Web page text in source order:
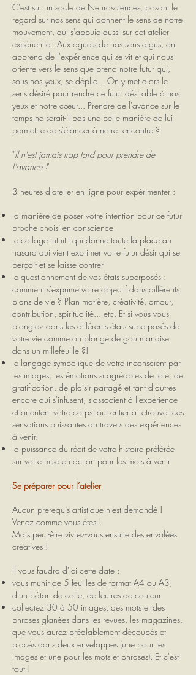
C'est sur un socle de Neurosciences, posant le
regard sur nos sens qui donnent le sens de notre
mouvement, qui s'appuie aussi sur cet atelier
expérientiel. Aux aguets de nos sens aigus, on
apprend de l'expérience qui se vit et qui nous
oriente vers le sens que prend notre futur qui,
sous nos yeux, se déplie... On y met alors le
sens désiré pour rendre ce futur désirable à nos
yeux et notre cœur... Prendre de l'avance sur le
temps ne serait-il pas une belle manière de lui
permettre de s'élancer à notre rencontre ?
"Il n'est jamais trop tard pour prendre de
l'avance !"
3 heures d'atelier en ligne pour expérimenter :
la manière de poser votre intention pour ce futur
proche choisi en conscience
le collage intuitif qui donne toute la place au
hasard qui vient exprimer votre futur désir qui se
perçoit et se laisse contrer
le questionnement de vos états superposés :
comment s'exprime votre objectif dans différents
plans de vie ? Plan matière, créativité, amour,
contribution, spiritualité... etc. Et si vous vous
plongiez dans les différents états superposés de
votre vie comme on plonge de gourmandise
dans un millefeuille ?!
le langage symbolique de votre inconscient par
les images, les émotions si agréables de joie, de
gratification, de plaisir partagé et tant d'autres
encore qui s'infusent, s'associent à l'expérience
et orientent votre corps tout entier à retrouver ces
sensations puissantes au travers des expériences
à venir.
la puissance du récit de votre histoire préférée
sur votre mise en action pour les mois à venir
Se préparer pour l’atelier
Aucun prérequis artistique n'est demandé !
Venez comme vous êtes !
Mais peut-être vivrez-vous ensuite des envolées
créatives !
Il vous faudra d'ici cette date :
vous munir de 5 feuilles de format A4 ou A3,
d'un bâton de colle, de feutres de couleur
collectez 30 à 50 images, des mots et des
phrases glanées dans les revues, les magazines,
que vous aurez préalablement découpés et
placés dans deux enveloppes (une pour les
images et une pour les mots et phrases). Et c'est
tout !